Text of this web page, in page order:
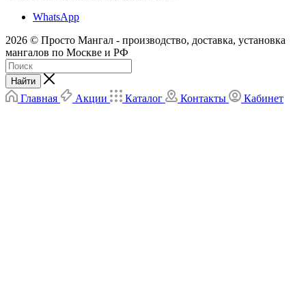
WhatsApp
2026 © Просто Мангал - производство, доставка, установка
мангалов по Москве и РФ
Найти
Главная Акции Каталог Контакты Кабинет